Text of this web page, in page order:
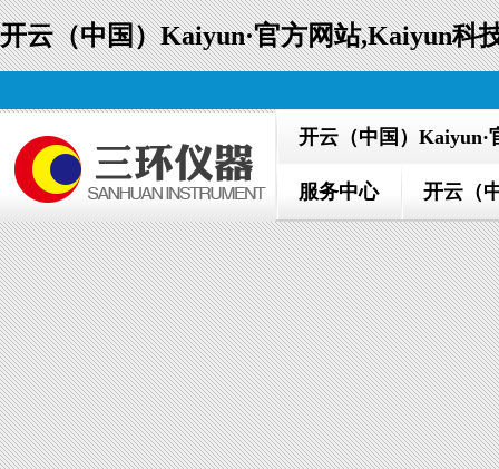
开云（中国）Kaiyun·官方网站,Kaiyun科
开云（中国）
服务中心 开云（